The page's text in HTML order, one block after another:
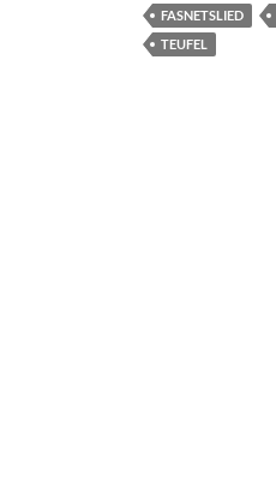
FASNETSLIED
TEUFEL